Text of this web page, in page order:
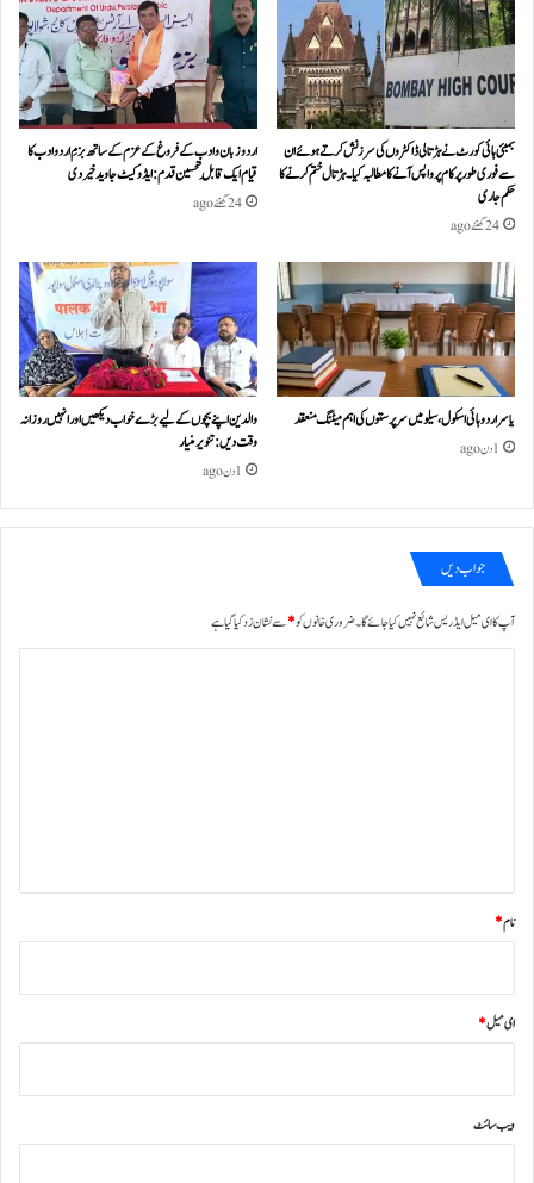
بمبئی ہائی کورٹ نے ہڑتالی ڈاکٹروں کی سرزنش کرتے ہوئے ان
سے فوری طور پر کام پر واپس آنے کا مطالبہ کیا۔ہڑتال ختم کرنے کا
حکم جاری
24 گھنٹے ago
اردو زبان و ادب کے فروغ کے عزم کے ساتھ بزمِ اردو ادب کا
قیام ایک قابلِ تحسین قدم : ایڈوکیٹ جاوید خیردی
24 گھنٹے ago
یاسر اردو ہائی اسکول، سیلو میں سرپرستوں کی اہم میٹنگ منعقد
1 دن ago
والدین اپنے بچوں کے لیے بڑے خواب دیکھیں اور انہیں روزانہ
وقت دیں : تنویر منیار
1 دن ago
جواب دیں
آپ کا ای میل ایڈریس شائع نہیں کیا جائے گا۔ضروری خانوں کو*سے نشان زد کیا گیا ہے
نام*
ای میل*
ویب‌ سائٹ